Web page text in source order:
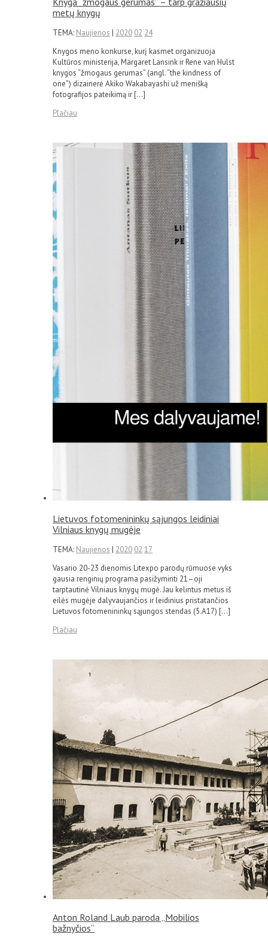
metų knygų
TEMA: Naujienos | 2020 02 24
Knygos meno konkurse, kurį kasmet organizuoja
Kultūros ministerija, Margaret Lansink ir Rene van Hulst
knygos “žmogaus gerumas” (angl. “the kindness of
one”) dizainerė Akiko Wakabayashi už menišką
fotografijos pateikimą ir […]
Plačiau
Lietuvos fotomenininkų sąjungos leidiniai
Vilniaus knygų mugėje
TEMA: Naujienos | 2020 02 17
Vasario 20-23 dienomis Litexpo parodų rūmuose vyks
gausia renginių programa pasižyminti 21–oji
tarptautinė Vilniaus knygų mugė. Jau kelintus metus iš
eilės mugėje dalyvaujančios ir leidinius pristatančios
Lietuvos fotomenininkų sąjungos stendas (5.A17) […]
Plačiau
Anton Roland Laub paroda „Mobilios
bažnyčios“